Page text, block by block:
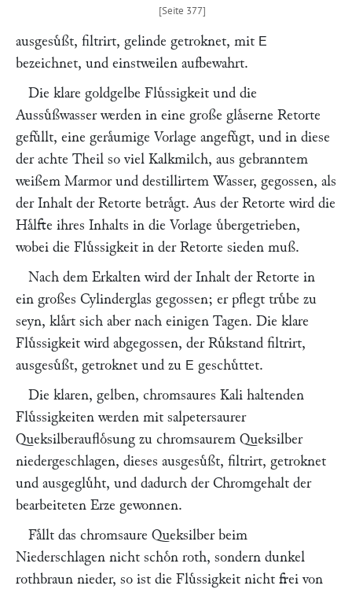
ausgesuͤßt, filtrirt, gelinde getroknet, mit E
bezeichnet, und einstweilen aufbewahrt.
Die klare goldgelbe Fluͤssigkeit und die
Aussuͤßwasser werden in eine große glaͤserne Retorte
gefuͤllt, eine geraͤumige Vorlage angefuͤgt, und in diese
der achte Theil so viel Kalkmilch, aus gebranntem
weißem Marmor und destillirtem Wasser, gegossen, als
der Inhalt der Retorte betraͤgt. Aus der Retorte wird die
Haͤlfte ihres Inhalts in die Vorlage uͤbergetrieben,
wobei die Fluͤssigkeit in der Retorte sieden muß.
Nach dem Erkalten wird der Inhalt der Retorte in
ein großes Cylinderglas gegossen; er pflegt truͤbe zu
seyn, klaͤrt sich aber nach einigen Tagen. Die klare
Fluͤssigkeit wird abgegossen, der Ruͤkstand filtrirt,
ausgesuͤßt, getroknet und zu E geschuͤttet.
Die klaren, gelben, chromsaures Kali haltenden
Fluͤssigkeiten werden mit salpetersaurer
Queksilberaufloͤsung zu chromsaurem Queksilber
niedergeschlagen, dieses ausgesuͤßt, filtrirt, getroknet
und ausgegluͤht, und dadurch der Chromgehalt der
bearbeiteten Erze gewonnen.
Faͤllt das chromsaure Queksilber beim
Niederschlagen nicht schoͤn roth, sondern dunkel
rothbraun nieder, so ist die Fluͤssigkeit nicht frei von